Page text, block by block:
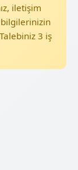
iletişim
3 iş